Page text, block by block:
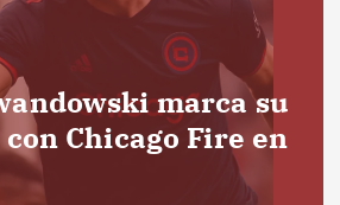
marca su
Chicago Fire en